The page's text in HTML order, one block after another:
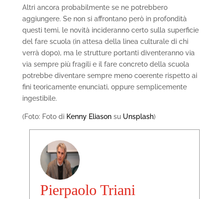
Altri ancora probabilmente se ne potrebbero
aggiungere. Se non si affrontano però in profondità
questi temi, le novità incideranno certo sulla superficie
del fare scuola (in attesa della linea culturale di chi
verrà dopo), ma le strutture portanti diventeranno via
via sempre più fragili e il fare concreto della scuola
potrebbe diventare sempre meno coerente rispetto ai
fini teoricamente enunciati, oppure semplicemente
ingestibile.
(Foto: Foto di Kenny Eliasonsu Unsplash)
Pierpaolo Triani